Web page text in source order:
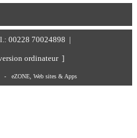
00228 70024898 |
ordinateur ]
- eZONE, Web sites & Apps